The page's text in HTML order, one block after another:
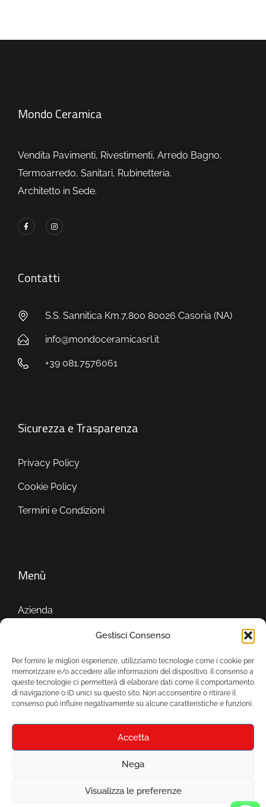
Gestisci Consenso
Per fornire le migliori esperienze, utilizziamo tecnologie come i cookie per
memorizzare e/o accedere alle informazioni del dispositivo. Il consenso a
queste tecnologie ci permetterà di elaborare dati come il comportamento
di navigazione o ID unici su questo sito. Non acconsentire o ritirare il
consenso può influire negativamente su alcune caratteristiche e funzioni.
Accetta
Nega
Visualizza le preferenze
Mondo Ceramica
Vendita Pavimenti, Rivestimenti, Arredo Bagno,
Termoarredo, Sanitari, Rubinetteria.
Architetto in Sede.
Contatti
S.S. Sannitica Km.7,800 80026 Casoria (NA)
info@mondoceramicasrl.it
+39 081.7576061
Sicurezza e Trasparenza
Privacy Policy
Cookie Policy
Termini e Condizioni
Menù
Azienda
Showroom
Mirium srl